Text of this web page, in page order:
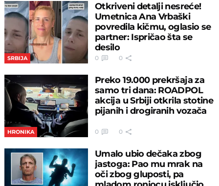
SRBIJA
Otkriveni detalji nesreće!
Umetnica Ana Vrbaški
povredila kičmu, oglasio se
partner: Ispričao šta se
desilo
0 0
HRONIKA
Preko 19.000 prekršaja za
samo tri dana: ROADPOL
akcija u Srbiji otkrila stotine
pijanih i drogiranih vozača
0 0
Umalo ubio dečaka zbog
jastoga: Pao mu mrak na
oči zbog gluposti, pa